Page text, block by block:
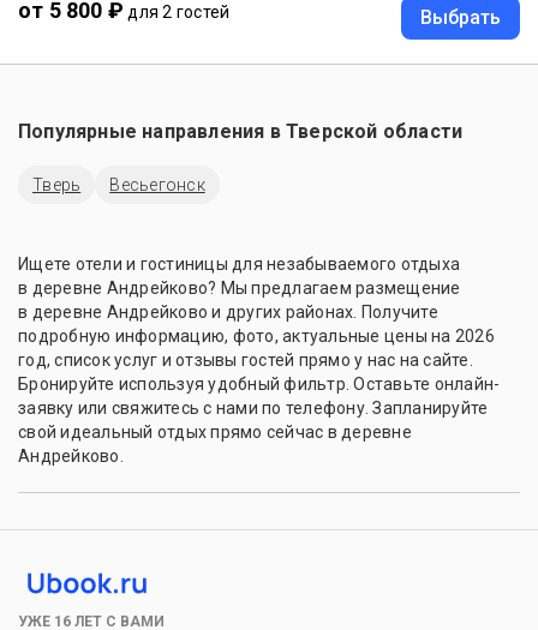
от 5 800 ₽ для 2 гостей Выбрать
Популярные направления в Тверской области
Тверь Весьегонск
Ищете отели и гостиницы для незабываемого отдыха
в деревне Андрейково? Мы предлагаем размещение
в деревне Андрейково и других районах. Получите
подробную информацию, фото, актуальные цены на 2026
год, список услуг и отзывы гостей прямо у нас на сайте.
Бронируйте используя удобный фильтр. Оставьте онлайн-
заявку или свяжитесь с нами по телефону. Запланируйте
свой идеальный отдых прямо сейчас в деревне
Андрейково.
УЖЕ 16 ЛЕТ С ВАМИ